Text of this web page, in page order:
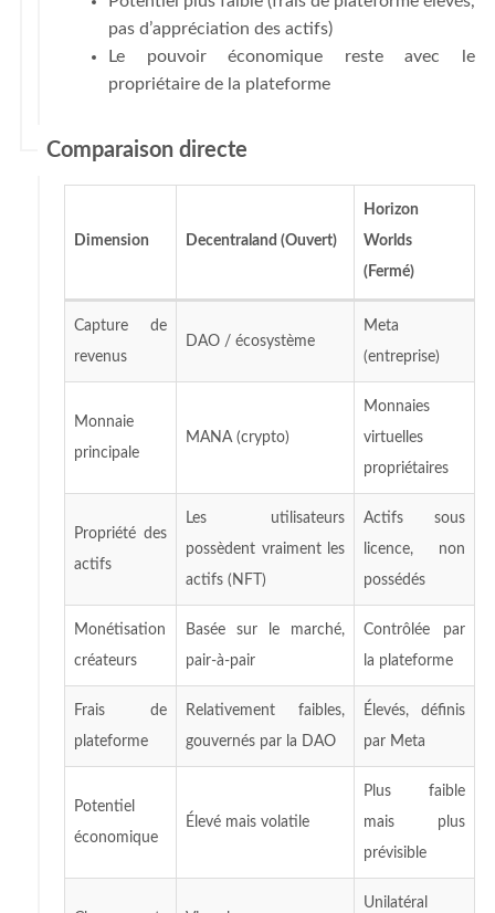
pas d’appréciation des actifs)
Le pouvoir économique reste avec le
propriétaire de la plateforme
Comparaison directe
Dimension Decentraland (Ouvert)
Horizon
Worlds
(Fermé)
Capture de
revenus
DAO / écosystème
Meta
(entreprise)
Monnaie
principale
MANA (crypto)
Monnaies
virtuelles
propriétaires
Propriété des
actifs
Les utilisateurs
possèdent vraiment les
actifs (NFT)
Actifs sous
licence, non
possédés
Monétisation
créateurs
Basée sur le marché,
pair-à-pair
Contrôlée par
la plateforme
Frais de
plateforme
Relativement faibles,
gouvernés par la DAO
Élevés, définis
par Meta
Potentiel
économique
Élevé mais volatile
Plus faible
mais plus
prévisible
Unilatéral